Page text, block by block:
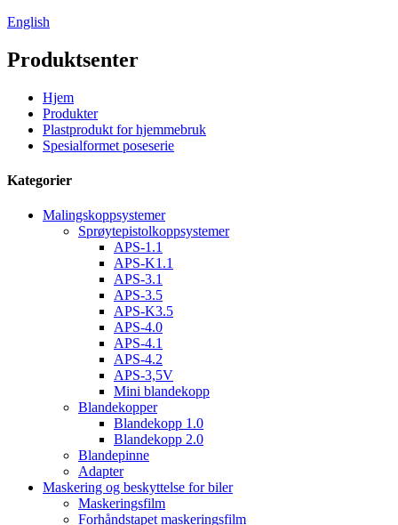
English
Produktsenter
Hjem
Produkter
Plastprodukt for hjemmebruk
Spesialformet poseserie
Kategorier
Malingskoppsystemer
Sprøytepistolkoppsystemer
APS-1.1
APS-K1.1
APS-3.1
APS-3.5
APS-K3.5
APS-4.0
APS-4.1
APS-4.2
APS-3,5V
Mini blandekopp
Blandekopper
Blandekopp 1.0
Blandekopp 2.0
Blandepinne
Adapter
Maskering og beskyttelse for biler
Maskeringsfilm
Forhåndstapet maskeringsfilm